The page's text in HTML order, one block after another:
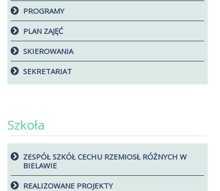
PROGRAMY
PLAN ZAJĘĆ
SKIEROWANIA
SEKRETARIAT
Szkoła
ZESPÓŁ SZKÓŁ CECHU RZEMIOSŁ RÓŻNYCH W
BIELAWIE
REALIZOWANE PROJEKTY